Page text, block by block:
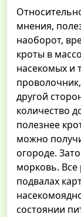
мнения,
наоборот,
кроты в
насекомых и
другой
количество
полезнее
можно
огороде.
морковь. Все
подвалах
состоянии